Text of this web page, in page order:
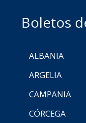
Boletos
ALBANIA
ARGELIA
CAMPANIA
CÓRCEGA